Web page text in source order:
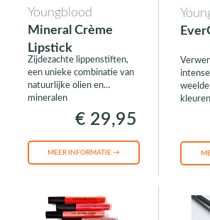
Youngblood
Mineral Crème
Lipstick
Zijdezachte lippenstiften,
een unieke combinatie van
natuurlijke olien en
mineralen
€ 29,95
MEER INFORMATIE →